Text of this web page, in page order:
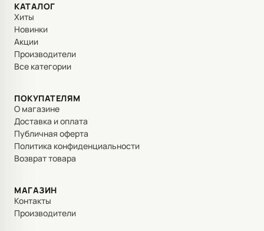
КАТАЛОГ
Хиты
Новинки
Акции
Производители
Все категории
ПОКУПАТЕЛЯМ
О магазине
Доставка и оплата
Публичная оферта
Политика конфиденциальности
Возврат товара
МАГАЗИН
Контакты
Производители